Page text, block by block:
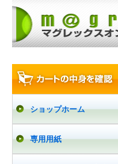
ショップホーム
専用用紙